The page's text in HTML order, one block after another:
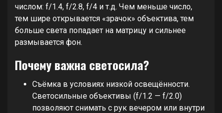
числом: f/1.4, f/2.8, f/4 и т.д. Чем меньше число,
тем шире открывается «зрачок» объектива, тем
больше света попадает на матрицу и сильнее
размывается фон.
Почему важна светосила?
Съёмка в условиях низкой освещённости.
Светосильные объективы (f/1.2 — f/2.0)
позволяют снимать с рук вечером или внутри